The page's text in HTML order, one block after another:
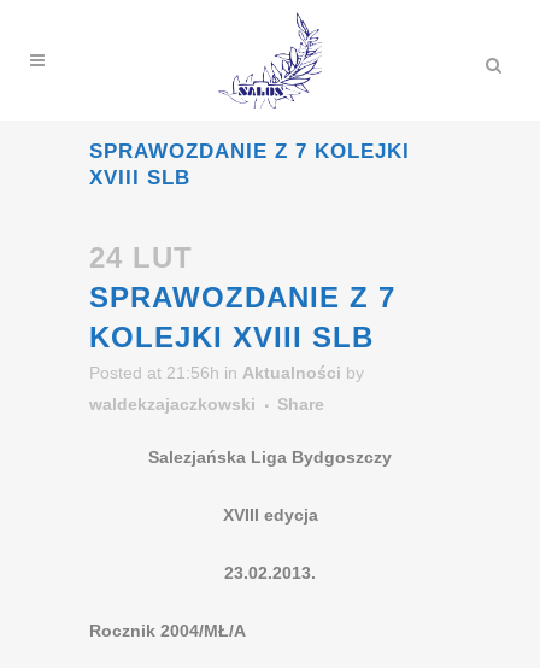
SPRAWOZDANIE Z 7 KOLEJKI
XVIII SLB
24 LUT
SPRAWOZDANIE Z 7
KOLEJKI XVIII SLB
Posted at 21:56h in Aktualności by
waldekzajaczkowski
Share
Salezjańska Liga Bydgoszczy
XVIII edycja
23.02.2013.
Rocznik 2004/MŁ/A